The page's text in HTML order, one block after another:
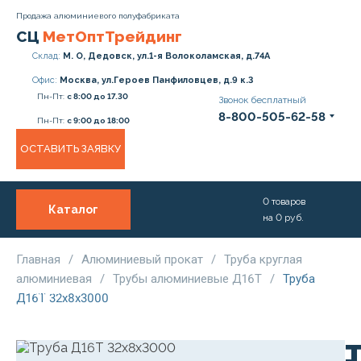
Продажа алюминиевого полуфабриката
СЦ МетОптТрейдинг
Склад: М. О, Дедовск, ул.1-я Волоколамская, д.74А
Офис: Москва, ул.Героев Панфиловцев, д.9 к.3
Пн-Пт: с 8:00 до 17.30
Пн-Пт: с 9:00 до 18:00
Звонок бесплатный
8-800-505-62-58
ОСТАВИТЬ ЗАЯВКУ
Каталог
0 товаров
на 0 руб.
Главная / Алюминиевый прокат / Труба круглая
алюминиевая
/ Трубы алюминиевые Д16Т / Труба
Д16Т 32х8х3000